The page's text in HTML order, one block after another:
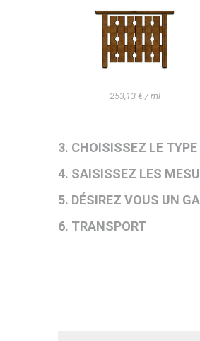
253,13 € / ml
3. CHOISISSEZ LE
4. SAISISSEZ LES
5. DÉSIREZ VOUS UN
6. TRANSPORT